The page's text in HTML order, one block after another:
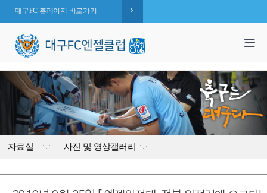
대구FC 홈페이지 바로가기
자료실 사진 및 영상갤러리